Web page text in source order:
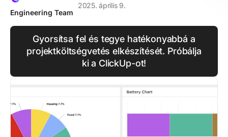
Engineering Team
2025. április 9.
Gyorsítsa fel és tegye hatékonyabbá a
projektköltségvetés elkészítését. Próbálja
ki a ClickUp-ot!